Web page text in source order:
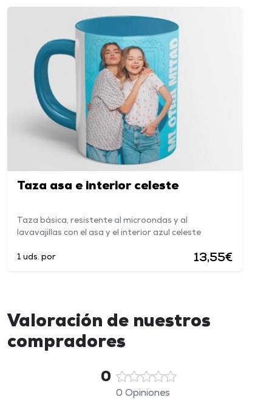
Taza asa e interior celeste
Taza básica, resistente al microondas y al
lavavajillas con el asa y el interior azul celeste
1 uds. por 13,55€
Valoración de nuestros
compradores
0
0 Opiniones